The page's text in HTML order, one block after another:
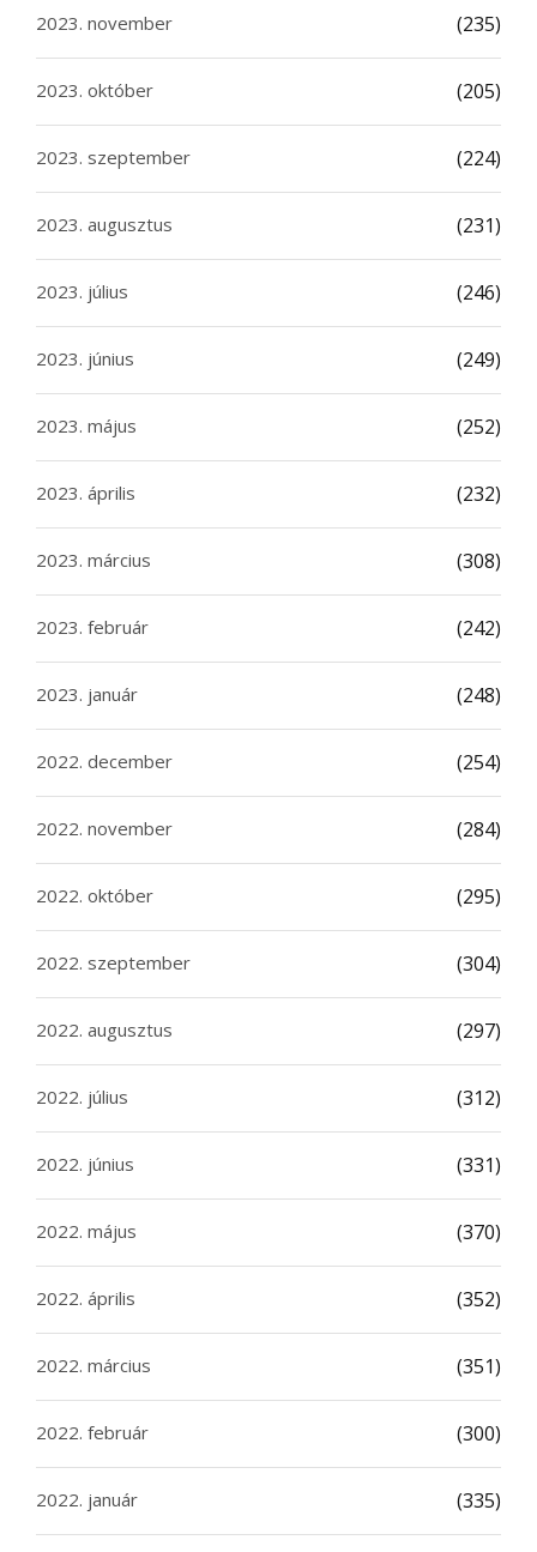
2023. november (235)
2023. október (205)
2023. szeptember (224)
2023. augusztus (231)
2023. július (246)
2023. június (249)
2023. május (252)
2023. április (232)
2023. március (308)
2023. február (242)
2023. január (248)
2022. december (254)
2022. november (284)
2022. október (295)
2022. szeptember (304)
2022. augusztus (297)
2022. július (312)
2022. június (331)
2022. május (370)
2022. április (352)
2022. március (351)
2022. február (300)
2022. január (335)